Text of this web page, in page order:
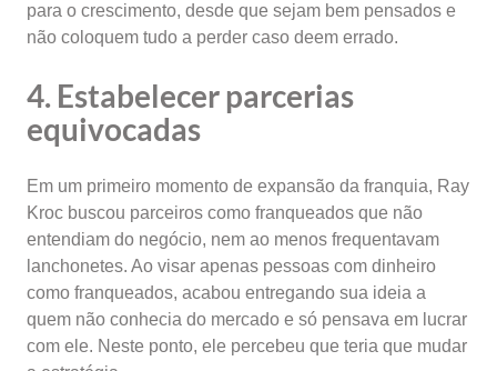
para o crescimento, desde que sejam bem pensados e
não coloquem tudo a perder caso deem errado.
4. Estabelecer parcerias
equivocadas
Em um primeiro momento de expansão da franquia, Ray
Kroc buscou parceiros como franqueados que não
entendiam do negócio, nem ao menos frequentavam
lanchonetes. Ao visar apenas pessoas com dinheiro
como franqueados, acabou entregando sua ideia a
quem não conhecia do mercado e só pensava em lucrar
com ele. Neste ponto, ele percebeu que teria que mudar